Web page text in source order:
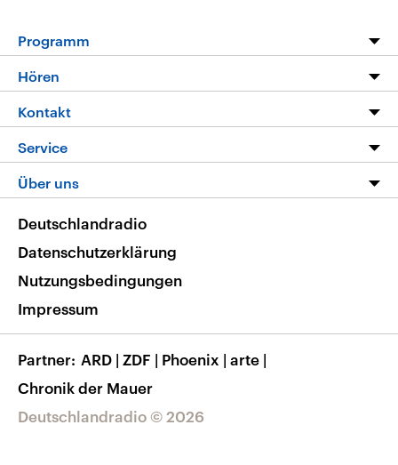
Programm
Programm
Die Nachrichten
Nachrichtenleicht
Neue Beiträge auf dlf.de
Hören
Livestream
Podcasts
Deutschlandfunk App
Nachrichten App
Frequenzen
Kontakt
Hörerservice
Service
FAQ
Veranstaltungen
Musikliste
RSS
Über uns
Barrierefreiheit
Deutschlandradio © 2026
Deutschlandradio
Datenschutzerklärung
Nutzungsbedingungen
Impressum
Partner ARD | ZDF | Phoenix | arte |
Chronik der Mauer